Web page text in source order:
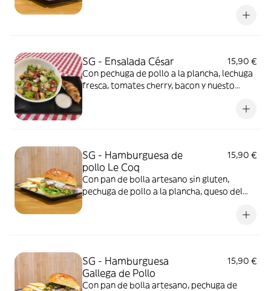
SG - Ensalada César
15,90 €
Con pechuga de pollo a la plancha, lechuga
fresca, tomates cherry, bacon y nuesto
SG - Hamburguesa de
pollo Le Coq
15,90 €
Con pan de bolla artesano sin gluten,
pechuga de pollo a la plancha, queso del
champiñones. No incluye patatas... puedes
SG - Hamburguesa
Gallega de Pollo
15,90 €
Con pan de bolla artesano, pechuga de